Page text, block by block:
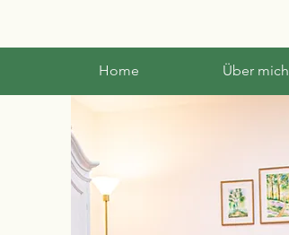
Home Über mich